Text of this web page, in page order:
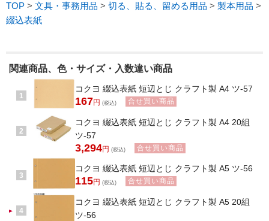
TOP > 文具・事務用品 > 切る、貼る、留める用品 > 製本用品 >
綴込表紙
関連商品、色・サイズ・入数違い商品
1
コクヨ 綴込表紙 短辺とじ クラフト製 A4 ツ-57
167円 (税込) 合せ買い商品
2
コクヨ 綴込表紙 短辺とじ クラフト製 A4 20組
ツ-57
3,294円 (税込) 合せ買い商品
3
コクヨ 綴込表紙 短辺とじ クラフト製 A5 ツ-56
115円 (税込) 合せ買い商品
4
コクヨ 綴込表紙 短辺とじ クラフト製 A5 20組
ツ-56